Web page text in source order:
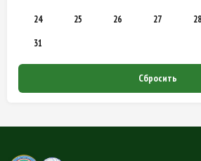
24
25 26 27 28
31
Сбросить